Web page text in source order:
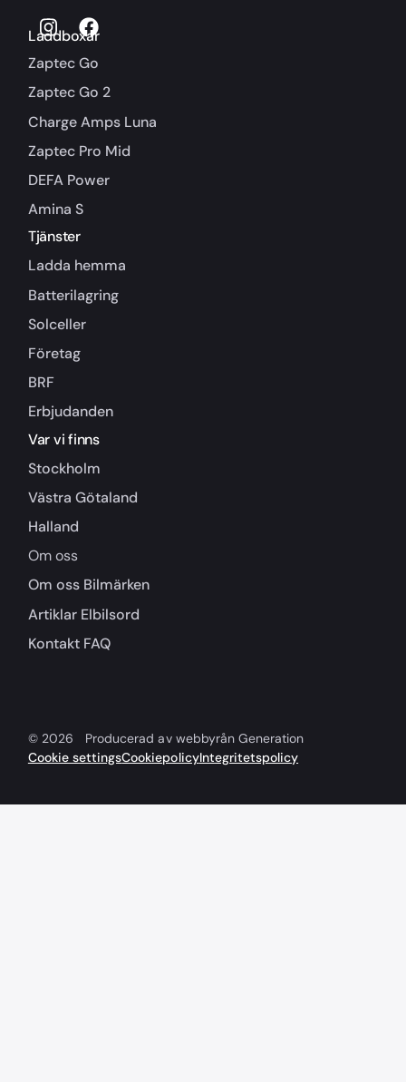
Laddboxar
Zaptec Go
Zaptec Go 2
Charge Amps Luna
Zaptec Pro Mid
DEFA Power
Amina S
Tjänster
Ladda hemma
Batterilagring
Solceller
Företag
BRF
Erbjudanden
Var vi finns
Stockholm
Västra Götaland
Halland
Om oss
Om oss Bilmärken
Artiklar Elbilsord
Kontakt FAQ
© 2026
Producerad av webbyrån Generation
Cookie settingsCookiepolicyIntegritetspolicy